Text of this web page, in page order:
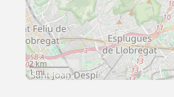
2 km
1 mi